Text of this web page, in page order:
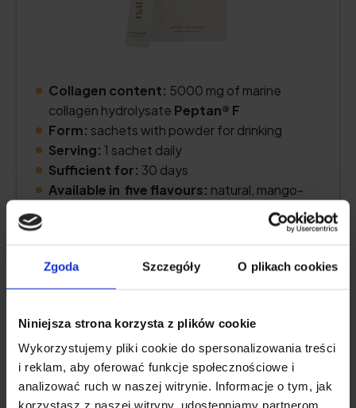
Zgoda Szczegóły O plikach cookies
Niniejsza strona korzysta z plików cookie
Wykorzystujemy pliki cookie do spersonalizowania treści
i reklam, aby oferować funkcje społecznościowe i
analizować ruch w naszej witrynie. Informacje o tym, jak
korzystasz z naszej witryny, udostępniamy partnerom
Collagen content: 5000 mg of marine
collagen hydrolysate Peptan® F
Form: sachets with powder for drinking
Serving: 1 sachet daily
Sufficient for: 30 days
Available in five flavours: natural, mango-
passion fruit, blackberry, strawberry-rhubarb,
Product Description